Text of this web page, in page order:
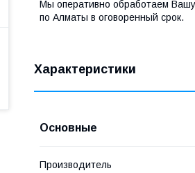
Мы оперативно обработаем
по Алматы в оговоренный срок.
Характеристики
Основные
Производитель